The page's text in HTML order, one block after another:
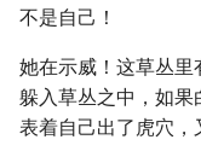
不是自己！
她在示威！这草丛
躲入草丛之中，如
表着自己出了虎穴，